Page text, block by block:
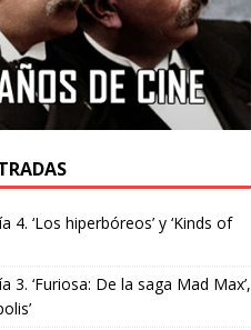
4. ‘Los hiperbóreos’ y ‘Kinds of
3. ‘Furiosa: De la saga Mad Max’,